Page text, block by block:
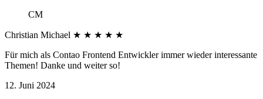
CM
Christian Michael ★ ★ ★ ★ ★
Für mich als Contao Frontend Entwickler immer wieder interessante
Themen! Danke und weiter so!
12. Juni 2024